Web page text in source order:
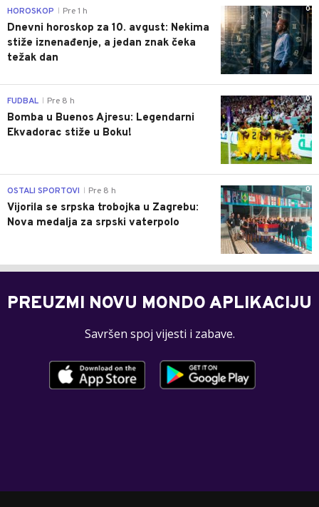
0
HOROSKOP Pre 1 h
Dnevni horoskop za 10. avgust: Nekima
stiže iznenađenje, a jedan znak čeka
težak dan
0
FUDBAL Pre 8 h
Bomba u Buenos Ajresu: Legendarni
Ekvadorac stiže u Boku!
0
OSTALI SPORTOVI Pre 8 h
Vijorila se srpska trobojka u Zagrebu:
Nova medalja za srpski vaterpolo
PREUZMI NOVU MONDO APLIKACIJU
Savršen spoj vijesti i zabave.